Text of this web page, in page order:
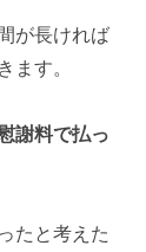
が長ければ
ます。
謝料で払っ
たと考えた